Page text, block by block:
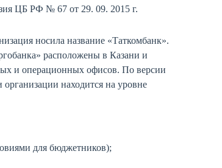
ЦБ РФ № 67 от 29. 09. 2015 г.
носила название «Таткомбанк».
расположены в Казани и
и операционных офисов. По версии
находится на уровне
для бюджетников);